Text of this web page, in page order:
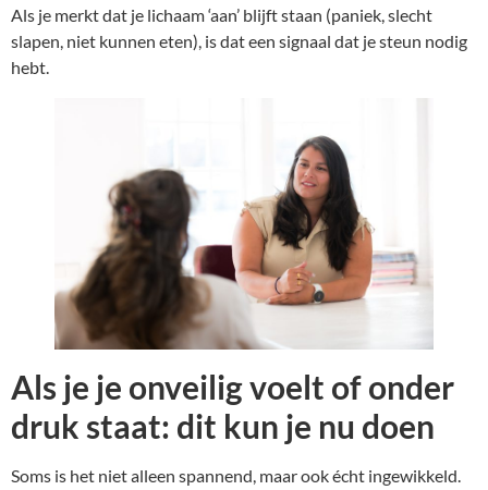
Als je merkt dat je lichaam ‘aan’ blijft staan (paniek, slecht
slapen, niet kunnen eten), is dat een signaal dat je steun nodig
hebt.
Als je je onveilig voelt of onder
druk staat: dit kun je nu doen
Soms is het niet alleen spannend, maar ook écht ingewikkeld.